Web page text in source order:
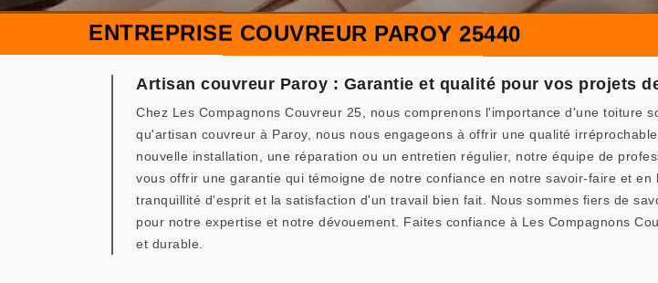
ENTREPRISE COUVREUR PAROY 25440
Artisan couvreur Paroy : Garantie et qualité pour vos projets
Chez Les Compagnons Couvreur 25, nous comprenons l'importance d'une toiture
qu'artisan couvreur à Paroy, nous nous engageons à offrir une qualité
nouvelle installation, une réparation ou un entretien régulier, notre équipe de
vous offrir une garantie qui témoigne de notre confiance en notre savoir-faire et
tranquillité d'esprit et la satisfaction d'un travail bien fait. Nous sommes fiers de
pour notre expertise et notre dévouement. Faites confiance à Les Compagnons
et durable.